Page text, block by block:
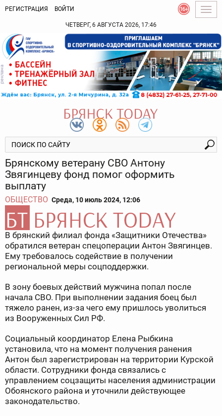
РЕГИСТРАЦИЯ ВОЙТИ
ЧЕТВЕРГ, 6 АВГУСТА 2026, 17:46
Брянскому ветерану СВО Антону
Звягинцеву фонд помог оформить
выплату
ОБЩЕСТВО Среда, 10 июль 2024, 12:06
В брянский филиал фонда «Защитники Отечества»
обратился ветеран спецоперации Антон Звягинцев.
Ему требовалось содействие в получении
региональной меры соцподдержки.
В зону боевых действий мужчина попал после
начала СВО. При выполнении задания боец был
тяжело ранен, из-за чего ему пришлось уволиться
из Вооруженных Сил РФ.
Социальный координатор Елена Рыбкина
установила, что на момент получения ранения
Антон был зарегистрирован на территории Курской
области. Сотрудники фонда связались с
управлением соцзащиты населения администрации
Обоянского района и уточнили действующее
законодательство.